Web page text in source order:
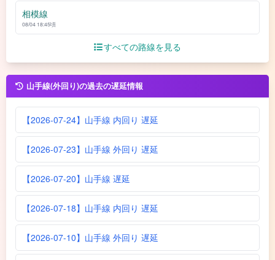
相模線
08/04 18:45頃
すべての路線を見る
山手線(外回り)の過去の遅延情報
【2026-07-24】山手線 内回り 遅延
【2026-07-23】山手線 外回り 遅延
【2026-07-20】山手線 遅延
【2026-07-18】山手線 内回り 遅延
【2026-07-10】山手線 外回り 遅延